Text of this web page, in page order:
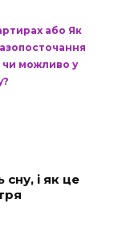
або Як
чи можливо у
сну, і як це